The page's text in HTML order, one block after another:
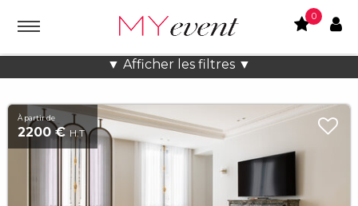
0
▼ Afficher les filtres ▼
Location lieux et salles atypiques
À partir de
2200 € H.T